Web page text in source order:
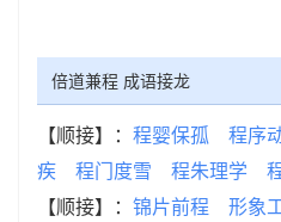
倍道兼程 成语接龙
【顺接】： 程婴保孤 程序
疾
程门度雪 程朱理学
【顺接】： 锦片前程 形象